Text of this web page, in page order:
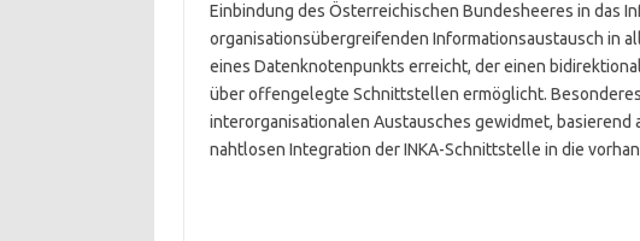
Einbindung des Österreichischen Bundesheeres in das
organisationsübergreifenden Informationsaustausch in
eines Datenknotenpunkts erreicht, der einen
über offengelegte Schnittstellen ermöglicht.
interorganisationalen Austausches gewidmet,
nahtlosen Integration der INKA-Schnittstelle in die